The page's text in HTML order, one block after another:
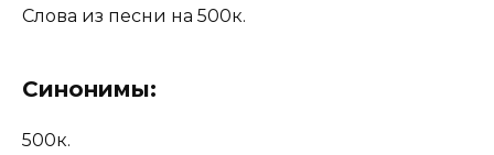
Слова из песни на 500к.
Синонимы:
500к.